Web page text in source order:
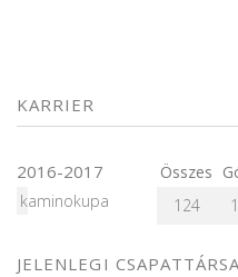
KARRIER
2016-2017 Összes
kaminokupa
124 1
JELENLEGI